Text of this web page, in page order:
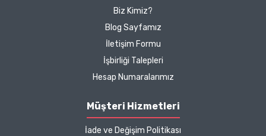
Biz Kimiz?
Blog Sayfamız
İletişim Formu
İşbirliği Talepleri
Hesap Numaralarımız
Müşteri Hizmetleri
İade ve Değişim Politikası